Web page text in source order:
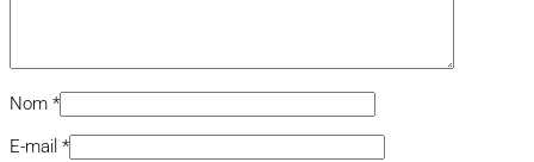
Nom *
E-mail *